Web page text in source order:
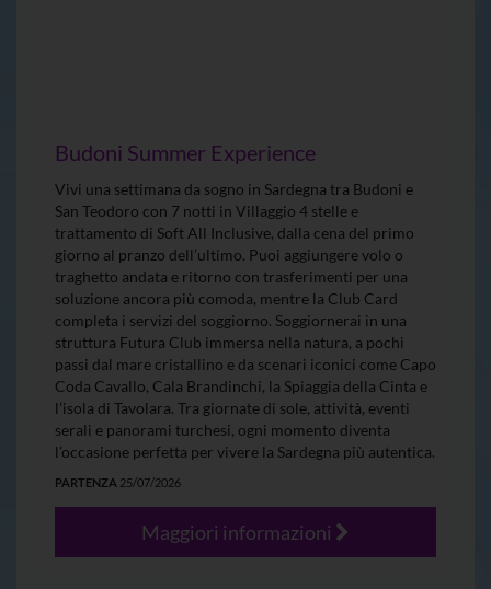
Budoni Summer Experience
Vivi una settimana da sogno in Sardegna tra Budoni e
San Teodoro con 7 notti in Villaggio 4 stelle e
trattamento di Soft All Inclusive, dalla cena del primo
giorno al pranzo dell’ultimo. Puoi aggiungere volo o
traghetto andata e ritorno con trasferimenti per una
soluzione ancora più comoda, mentre la Club Card
completa i servizi del soggiorno. Soggiornerai in una
struttura Futura Club immersa nella natura, a pochi
passi dal mare cristallino e da scenari iconici come Capo
Coda Cavallo, Cala Brandinchi, la Spiaggia della Cinta e
l’isola di Tavolara. Tra giornate di sole, attività, eventi
serali e panorami turchesi, ogni momento diventa
l’occasione perfetta per vivere la Sardegna più autentica.
PARTENZA 25/07/2026
Maggiori informazioni